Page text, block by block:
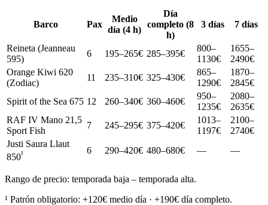
Barco Pax
Medio
día (4 h)
Día
completo (8
h)
3 días 7 días
Reineta (Jeanneau
595)
6 195–265€ 285–395€
800–
1130€
1655–
2490€
Orange Kiwi 620
(Zodiac)
11 235–310€ 325–430€
865–
1290€
1870–
2845€
Spirit of the Sea 675 12 260–340€ 360–460€
950–
1235€
2080–
2635€
RAF IV Mano 21,5
Sport Fish
7 245–295€ 375–420€
1013–
1197€
2100–
2740€
Justi Saura Llaut
850¹ 6 290–420€ 480–680€ — —
Rango de precio: temporada baja – temporada alta.
¹ Patrón obligatorio: +120€ medio día · +190€ día completo.